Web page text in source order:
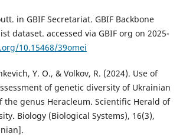
in GBIF Secretariat. GBIF Backbone
dataset. accessed via GBIF org on 2025-
10.15468/39omei
Y. O., & Volkov, R. (2024). Use of
of genetic diversity of Ukrainian
the genus Heracleum. Scientific Herald of
Biology (Biological Systems), 16(3),